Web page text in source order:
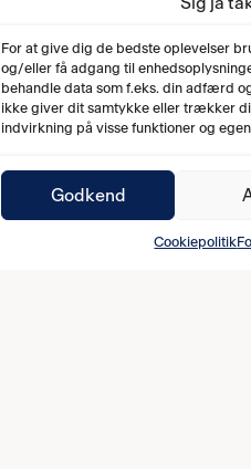
For at give dig de bedste oplevelser
og/eller få adgang til
behandle data som f.eks. din adfærd
ikke giver dit samtykke eller trækker
indvirkning på visse funktioner og
Godkend
Cookiepolitik